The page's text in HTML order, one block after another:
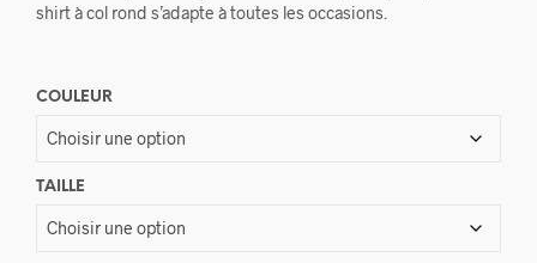
shirt à col rond s’adapte à toutes les occasions.
COULEUR
TAILLE